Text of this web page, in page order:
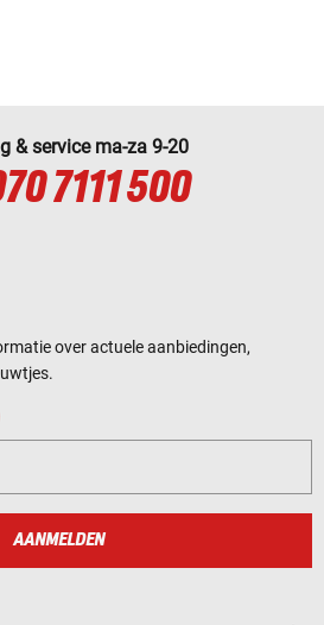
& service ma-za 9-20
7111 500
over actuele aanbiedingen,
AANMELDEN